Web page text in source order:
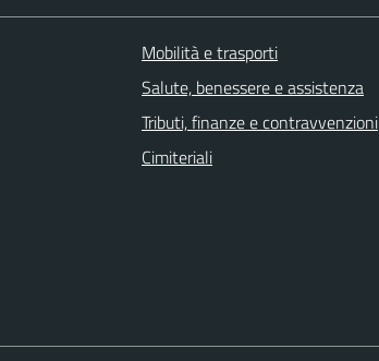
Mobilità e trasporti
Salute, benessere e assistenza
Tributi, finanze e contravvenzioni
Cimiteriali